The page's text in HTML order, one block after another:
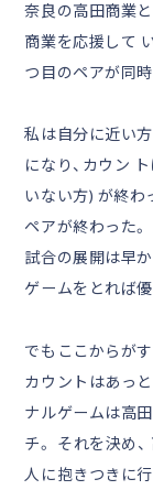
奈良の高田商業
商業を応援して
つ目のペアが同時
私は自分に近い
になり、カウン
いない方) が終わ
ペアが終わった
試合の展開は早
ゲームをとれば優
でもここからが
カウントはあっ
ナルゲームは高
チ。 それを決め
人に抱きつきに